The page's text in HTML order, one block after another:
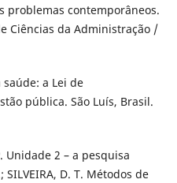
problemas contemporâneos.
Ciências da Administração /
saúde: a Lei de
pública. São Luís, Brasil.
Unidade 2 – a pesquisa
SILVEIRA, D. T. Métodos de